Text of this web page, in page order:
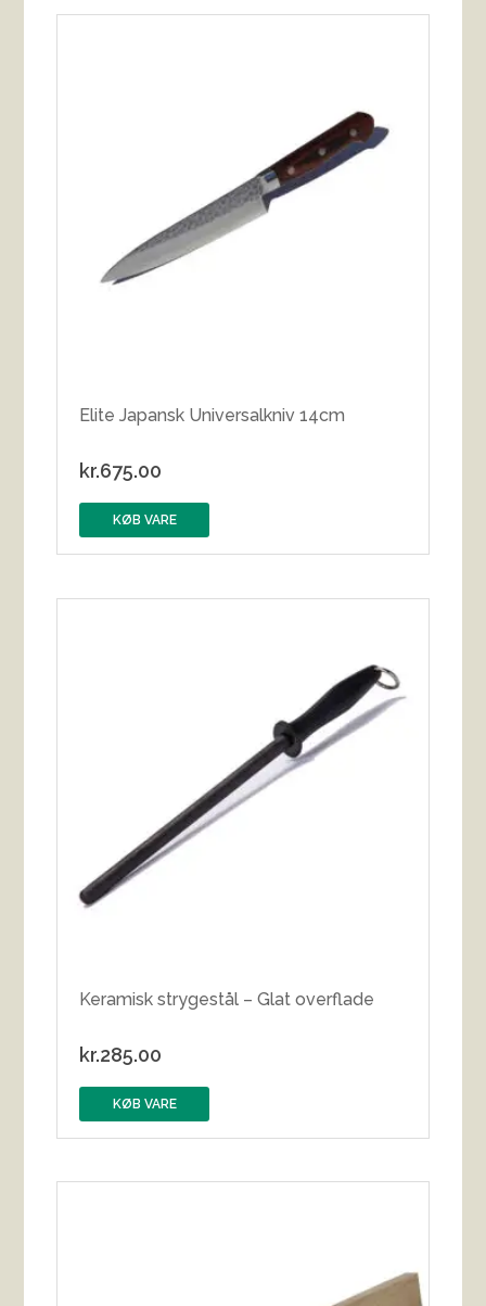
Elite Japansk Universalkniv 14cm
kr.675.00
KØB VARE
Keramisk strygestål – Glat overflade
kr.285.00
KØB VARE